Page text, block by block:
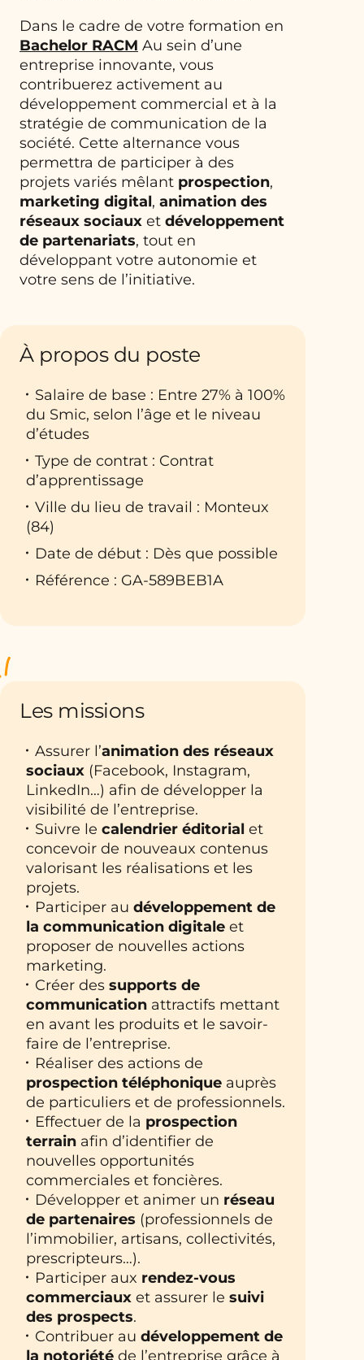
Dans le cadre de votre formation en
Bachelor RACM Au sein d’une
entreprise innovante, vous
contribuerez activement au
développement commercial et à la
stratégie de communication de la
société. Cette alternance vous
permettra de participer à des
projets variés mêlant prospection,
marketing digital, animation des
réseaux sociaux et développement
de partenariats, tout en
développant votre autonomie et
votre sens de l’initiative.
À propos du poste
Salaire de base : Entre 27% à 100%
du Smic, selon l’âge et le niveau
d’études
Type de contrat : Contrat
d’apprentissage
Ville du lieu de travail : Monteux
(84)
Date de début : Dès que possible
Référence : GA-589BEB1A
Les missions
Assurer l’animation des réseaux
sociaux (Facebook, Instagram,
LinkedIn…) afin de développer la
visibilité de l’entreprise.
Suivre le calendrier éditorial et
concevoir de nouveaux contenus
valorisant les réalisations et les
projets.
Participer au développement de
la communication digitale et
proposer de nouvelles actions
marketing.
Créer des supports de
communication attractifs mettant
en avant les produits et le savoir-
faire de l’entreprise.
Réaliser des actions de
prospection téléphonique auprès
de particuliers et de professionnels.
Effectuer de la prospection
terrain afin d’identifier de
nouvelles opportunités
commerciales et foncières.
Développer et animer un réseau
de partenaires (professionnels de
l’immobilier, artisans, collectivités,
prescripteurs…).
Participer aux rendez-vous
commerciaux et assurer le suivi
des prospects.
Contribuer au développement de
la notoriété de l’entreprise grâce à